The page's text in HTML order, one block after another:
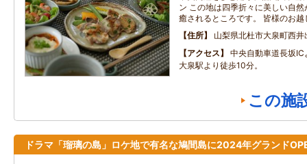
ン この地は四季折々に美しい自
癒されるところです。 皆様のお
住所
山梨県北杜市大泉町西
アクセス
中央自動車道長坂
大泉駅より徒歩10分。
この施
ドラマ「瑠璃の島」ロケ地で有名な鳩間島に2024年グランド